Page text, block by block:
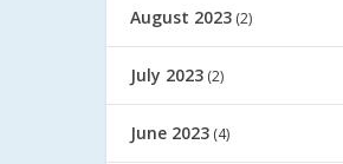
August 2023 (2)
July 2023 (2)
June 2023 (4)